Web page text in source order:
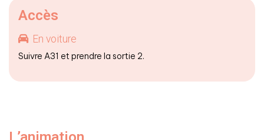
Accès
En voiture
Suivre A31 et prendre la sortie 2.